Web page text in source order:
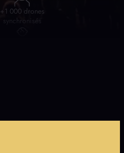
+1 000 drones